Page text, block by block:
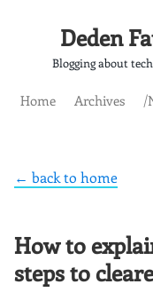
Deden
Blogging about
Home Archives /
← back to home
How to
steps to